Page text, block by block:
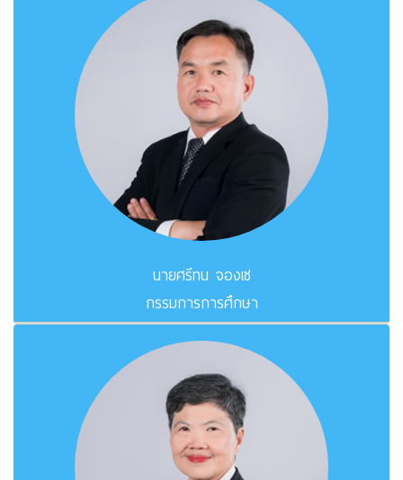
นายศรีทน จองเซ
กรรมการการศึกษา